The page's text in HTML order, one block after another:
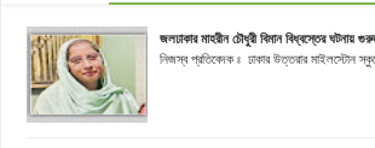
জলঢাকার মাহরীন চৌধুরী বিমান বিধ্বস্তের ঘটনায়
নিজস্ব প্রতিবেদক ঃ ঢাকার উত্তরার মাইলস্টোন